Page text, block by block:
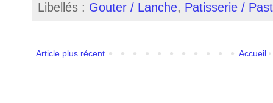
Libellés : Gouter / Lanche, Patisserie /
Article plus récent Accueil